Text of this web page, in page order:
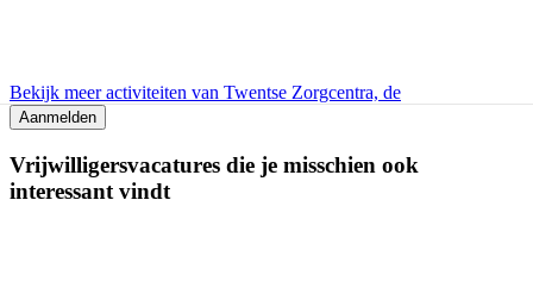
Bekijk meer activiteiten van Twentse Zorgcentra, de
Aanmelden
Vrijwilligersvacatures die je misschien ook
interessant vindt